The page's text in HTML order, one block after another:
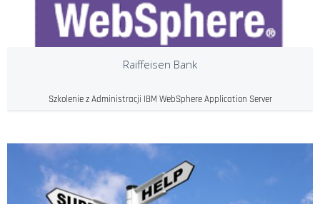
Raiffeisen Bank
Szkolenie z Administracji IBM WebSphere Application Server